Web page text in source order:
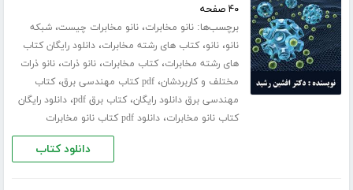
۴۰ صفحه
برچسب‌ها:نانو مخابرات،نانو مخابرات چیست،شبکه
نانو،نانو،کتاب های رشته مخابرات،دانلود رایگان کتاب
های رشته مخابرات،کتاب مخابرات،نانو ذرات،نانو ذرات
مختلف و کاربردشان،pdf کتاب مهندسی برق ،کتاب
مهندسی برق دانلود رایگان،کتاب برق pdf ،دانلود رایگان
کتاب نانو مخابرات،دانلود pdf کتاب نانو مخابرات
دانلود کتاب